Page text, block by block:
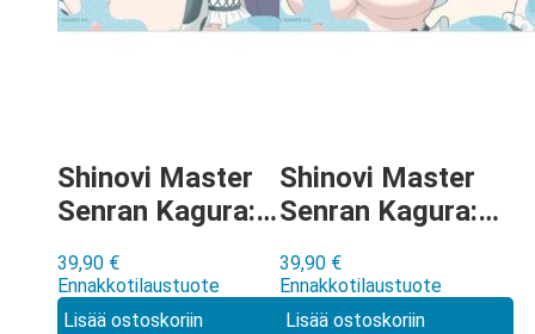
Shinovi Master
Senran Kagura:
Murasaki Milk
Maid kumimatto
39,90 €
Ennakkotilaustuote
Lisää ostoskoriin
Shinovi Master
Senran Kagura:
Hikage Milk
Maid kumimatto
39,90 €
Ennakkotilaustuote
Lisää ostoskoriin